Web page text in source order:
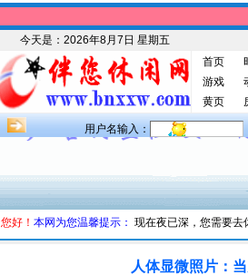
今天是： 2026年8月7日 星期五
首页
游戏
黄页
用户名输入：
您好！ 本网为您温馨提示： 现在夜已深，您需要去
人体显微照片：